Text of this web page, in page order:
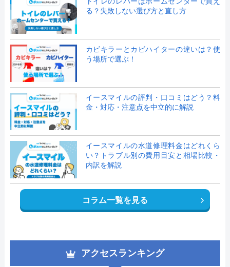
る？失敗しない選び方と直し方
カビキラーとカビハイターの違いは？使
う場所で選ぶ！
イースマイルの評判・口コミはどう？料
金・対応・注意点を中立的に解説
イースマイルの水道修理料金はどれくら
い？トラブル別の費用目安と相場比較・
内訳を解説
コラム一覧を見る
アクセスランキング